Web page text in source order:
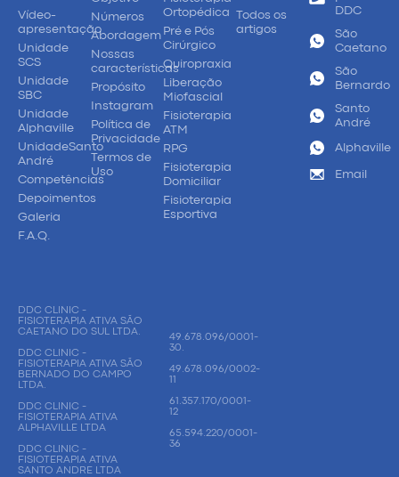
Vídeo-
apresentação
Unidade
SCS
Unidade
SBC
Unidade
Alphaville
UnidadeSanto
André
Competências
Depoimentos
Galeria
F.A.Q.
Números
Abordagem
Nossas
características
Propósito
Instagram
Política de
Privacidade
Termos de
Uso
Ortopédica
Pré e Pós
Cirúrgico
Quiropraxia
Liberação
Miofascial
Fisioterapia
ATM
RPG
Fisioterapia
Domiciliar
Fisioterapia
Esportiva
Todos os
artigos
DDC
São
Caetano
São
Bernardo
Santo
André
Alphaville
Email
DDC CLINIC -
FISIOTERAPIA ATIVA SÃO
CAETANO DO SUL LTDA.
DDC CLINIC -
FISIOTERAPIA ATIVA SÃO
BERNADO DO CAMPO
LTDA.
DDC CLINIC -
FISIOTERAPIA ATIVA
ALPHAVILLE LTDA
DDC CLINIC -
FISIOTERAPIA ATIVA
SANTO ANDRE LTDA
49.678.096/0001-
30.
49.678.096/0002-
11
61.357.170/0001-
12
65.594.220/0001-
36